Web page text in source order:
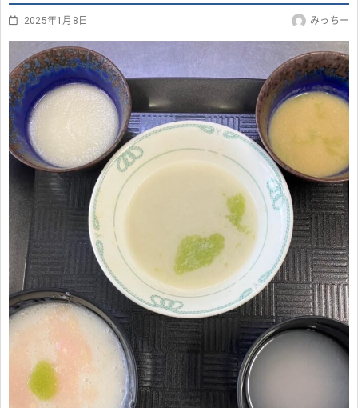
2025年1月8日 みっちー